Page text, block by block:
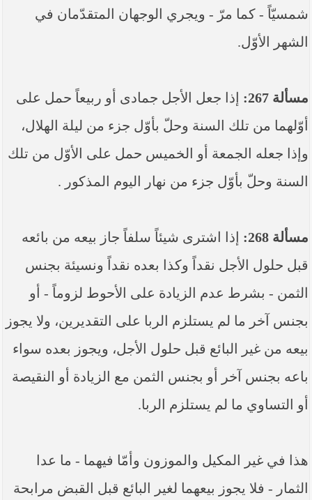
شمسيّاً - كما مرّ - ويجري الوجهان المتقدّمان في
الشهر الأوّل.
مسألة 267:
إذا جعل الأجل جمادى أو ربيعاً حمل على
أوّلهما من تلك السنة وحلّ بأوّل جزء من ليلة الهلال،
وإذا جعله الجمعة أو الخميس حمل على الأوّل من تلك
السنة وحلّ بأوّل جزء من نهار اليوم المذكور .
مسألة 268:
إذا اشترى شيئاً سلفاً جاز بيعه من بائعه
قبل حلول الأجل نقداً وكذا بعده نقداً ونسيئة بجنس
الثمن - بشرط عدم الزيادة على الأحوط لزوماً - أو
بجنس آخر ما لم‏ يستلزم الربا على التقديرين، ولا يجوز
بيعه من غير البائع قبل حلول الأجل، ويجوز بعده سواء
باعه بجنس آخر أو بجنس الثمن مع الزيادة أو النقيصة
أو التساوي ما لم ‏يستلزم الربا.
هذا في غير المكيل والموزون وأمّا فيهما - ما عدا
الثمار - فلا يجوز بيعهما لغير البائع قبل القبض مرابحة